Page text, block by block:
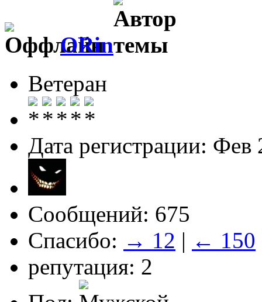
ORin
Ветеран
Дата регистрации: Фев
Сообщений: 675
Спасибо: → 12 | ← 150
репутация: 2